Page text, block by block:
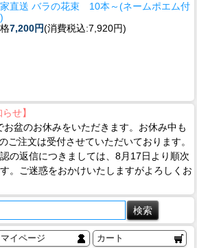
直送 バラの花束 10本～(ネームポエム付
7,200円(消費税込:7,920円)
せ】
盆のお休みをいただきます。お休み中も
ご注文は受付させていただいております。
の返信につきましては、8月17日より順次
。ご迷惑をおかけいたしますがよろしくお
マイページ カート